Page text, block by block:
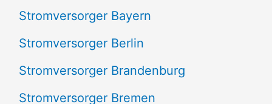
h
:
Stromversorger Bayern
Stromversorger Berlin
Stromversorger Brandenburg
Stromversorger Bremen